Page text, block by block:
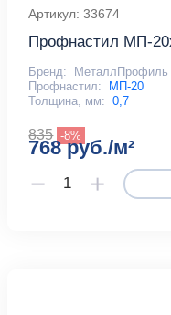
Артикул: 33674
Профнастил МП-
Бренд:
МеталлПрофиль
Профнастил:
МП-20
Толщина, мм: 0,7
835 -8%
768 руб./м²